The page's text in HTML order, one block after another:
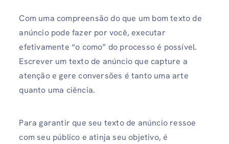
Com uma compreensão do que um bom texto de
anúncio pode fazer por você, executar
efetivamente “o como” do processo é possível.
Escrever um texto de anúncio que capture a
atenção e gere conversões é tanto uma arte
quanto uma ciência.
Para garantir que seu texto de anúncio ressoe
com seu público e atinja seu objetivo, é